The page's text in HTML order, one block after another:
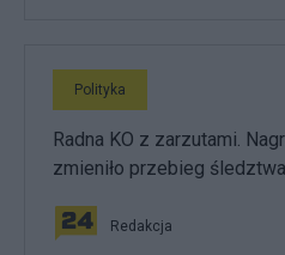
Polityka
Radna KO z zarzutami.
zmieniło przebieg śledztwa
Redakcja